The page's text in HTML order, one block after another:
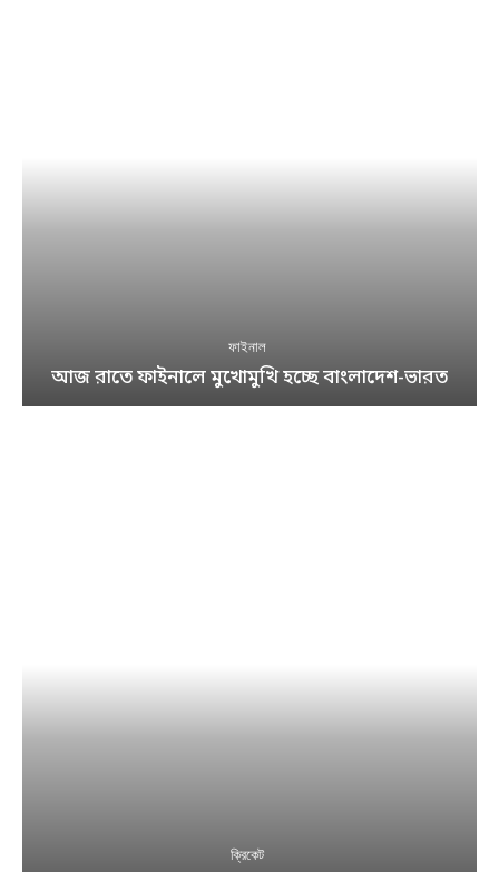
ফাইনাল
আজ রাতে ফাইনালে মুখোমুখি হচ্ছে বাংলাদেশ-ভারত
ক্রিকেট